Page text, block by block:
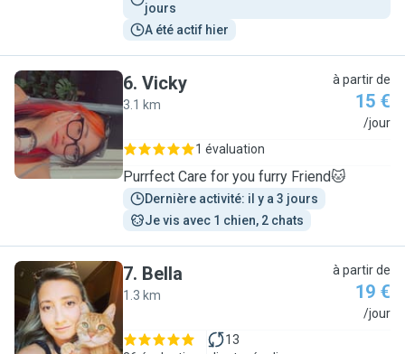
jours
A été actif hier
V
6. Vicky
3.1 km
à partir de
15 €
/jour
1 évaluation
Purrfect Care for you furry Friend🐱
Dernière activité: il y a 3 jours
Je vis avec 1 chien, 2 chats
B
7. Bella
1.3 km
à partir de
19 €
/jour
13